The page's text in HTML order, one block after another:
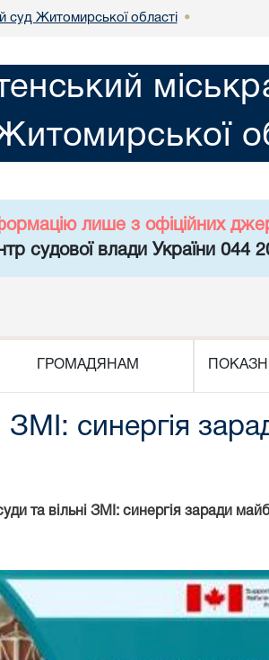
суд Житомирської області •
лише з офіційних
судової влади України 044
ГРОМАДЯНАМ
синергія
та вільні ЗМІ: синергія заради